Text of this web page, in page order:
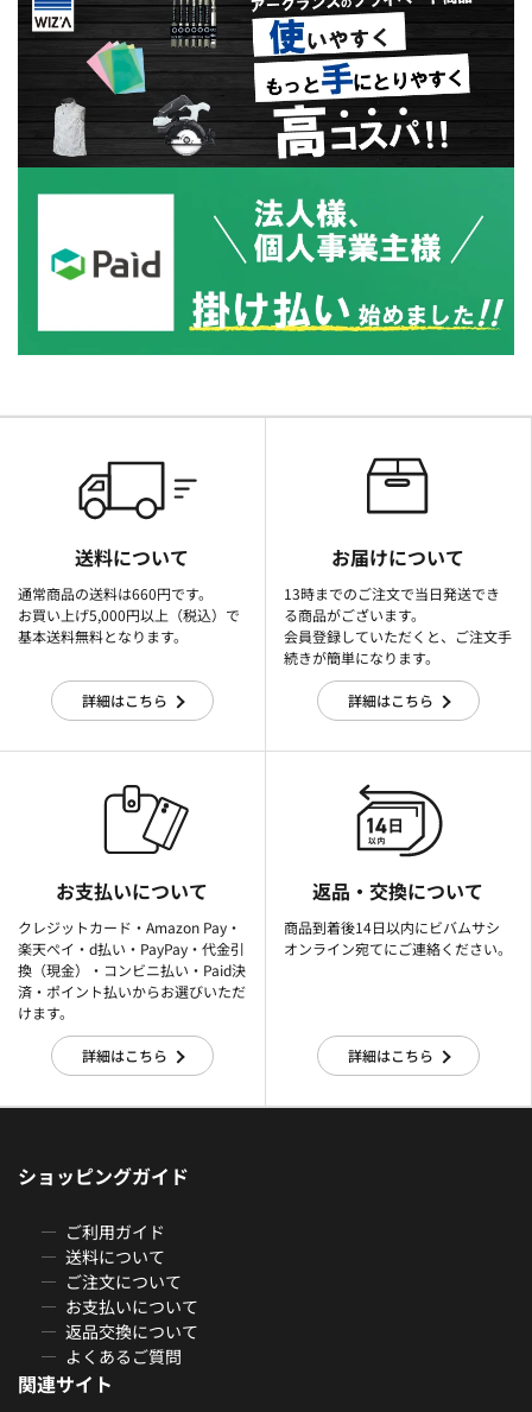
送料について
通常商品の送料は660円です。
お買い上げ5,000円以上（税込）で
基本送料無料となります。
詳細はこちら
お届けについて
13時までのご注文で当日発送でき
る商品がございます。
会員登録していただくと、ご注文手
続きが簡単になります。
詳細はこちら
お支払いについて
クレジットカード・Amazon Pay・
楽天ぺイ・d払い・PayPay・代金引
換（現金）・コンビニ払い・Paid決
済・ポイント払いからお選びいただ
けます。
詳細はこちら
返品・交換について
商品到着後14日以内にビバムサシ
オンライン宛てにご連絡ください。
詳細はこちら
ショッピングガイド
ご利用ガイド
送料について
ご注文について
お支払いについて
返品交換について
よくあるご質問
関連サイト